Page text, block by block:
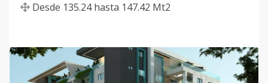
Desde 135.24 hasta 147.42 Mt2